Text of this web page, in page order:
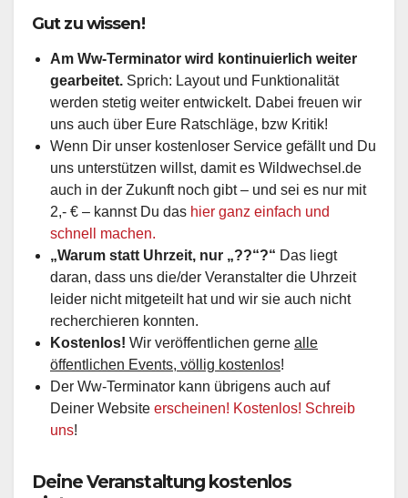
Gut zu wissen!
Am Ww-Terminator wird kontinuierlich weiter
gearbeitet. Sprich: Layout und Funktionalität
werden stetig weiter entwickelt. Dabei freuen wir
uns auch über Eure Ratschläge, bzw Kritik!
Wenn Dir unser kostenloser Service gefällt und Du
uns unterstützen willst, damit es Wildwechsel.de
auch in der Zukunft noch gibt – und sei es nur mit
2,- € – kannst Du das hier ganz einfach und
schnell machen.
„Warum statt Uhrzeit, nur „??“?“ Das liegt
daran, dass uns die/der Veranstalter die Uhrzeit
leider nicht mitgeteilt hat und wir sie auch nicht
recherchieren konnten.
Kostenlos! Wir veröffentlichen gerne alle
öffentlichen Events, völlig kostenlos!
Der Ww-Terminator kann übrigens auch auf
Deiner Website erscheinen! Kostenlos! Schreib
uns!
Deine Veranstaltung kostenlos